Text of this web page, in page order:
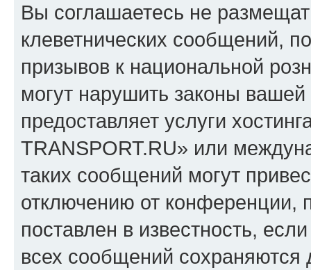
Вы соглашаетесь не
клеветнических сообщений,
призывов к национальной
могут нарушить законы
предоставляет услуги
TRANSPORT.RU» или
таких сообщений могут
отключению от конференции,
поставлен в известность,
всех сообщений сохраняются